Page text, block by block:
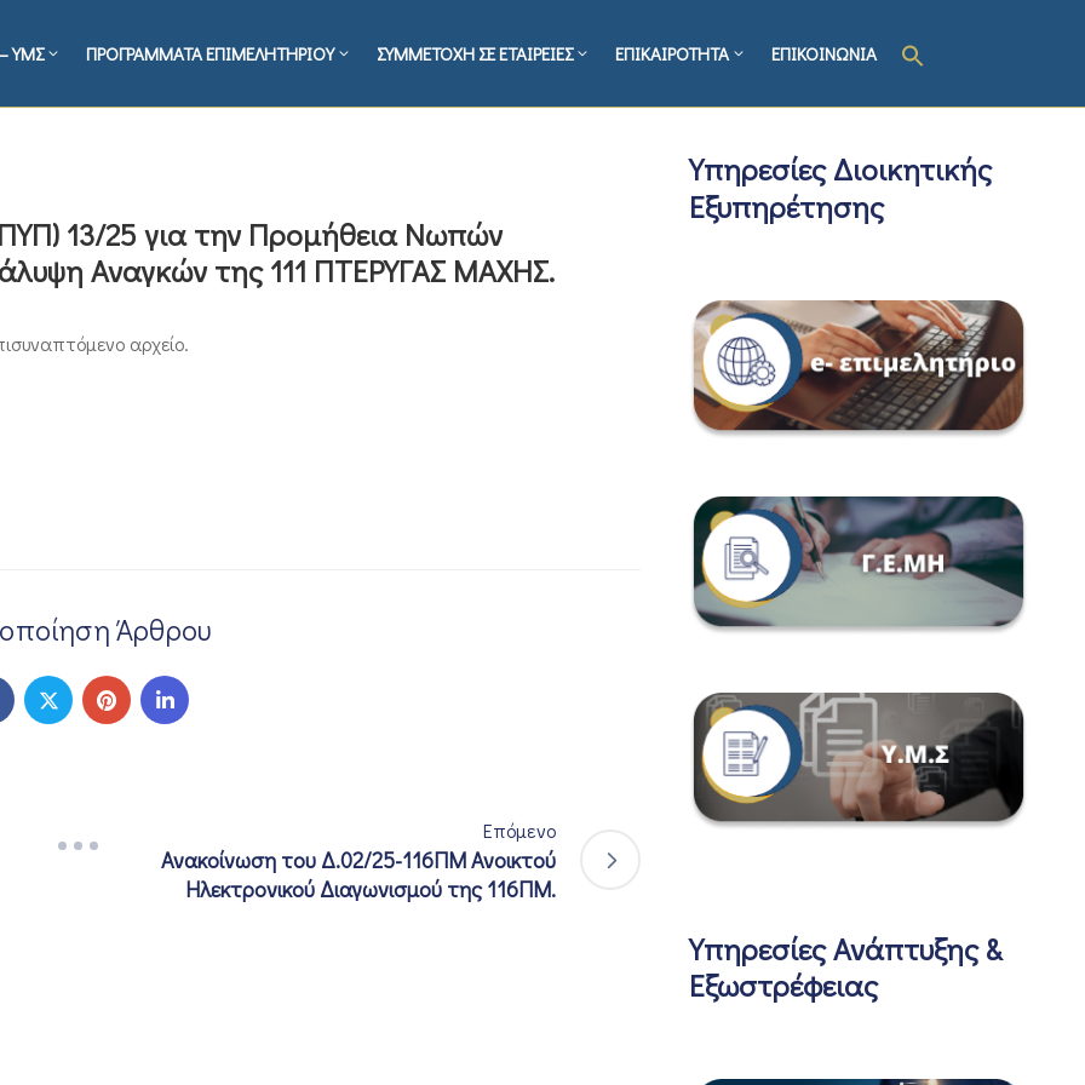
ΥΜΣ ΠΡΟΓΡΑΜΜΑΤΑ ΕΠΙΜΕΛΗΤΗΡΙΟΥ ΣΥΜΜΕΤΟΧΗ ΣΕ ΕΤΑΙΡΕΙΕΣ ΕΠΙΚΑΙΡΟΤΗΤΑ ΕΠΙΚΟΙΝΩΝΙΑ
13/25 για την Προμήθεια Νωπών
Αναγκών της 111 ΠΤΕΡΥΓΑΣ ΜΑΧΗΣ.
αρχείο.
Άρθρου
Επόμενο
Ανακοίνωση του Δ.02/25-116ΠΜ Ανοικτού
Ηλεκτρονικού Διαγωνισμού της 116ΠΜ.
Υπηρεσίες Διοικητικής
Εξυπηρέτησης
Υπηρεσίες Ανάπτυξης &
Εξωστρέφειας